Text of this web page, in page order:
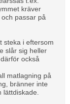
kräver
passar på
steka i eftersom
slår sig heller
också
matlagning på
bränner inte